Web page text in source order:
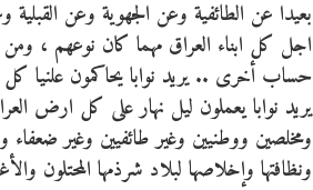
بعيدا عن الطائفية وعن الجهوية وعن
اجل كل ابناء العراق مهما كان نوعهم ،
حساب أخرى .. يريد نوابا يحاكمون علنيا كل
يريد نوابا يعملون ليل نهار على كل ارض
ومخلصين ووطنيين وغير طائفيين وغير
ونظافتها وإخلاصها لبلاد شرذمها المحتلون